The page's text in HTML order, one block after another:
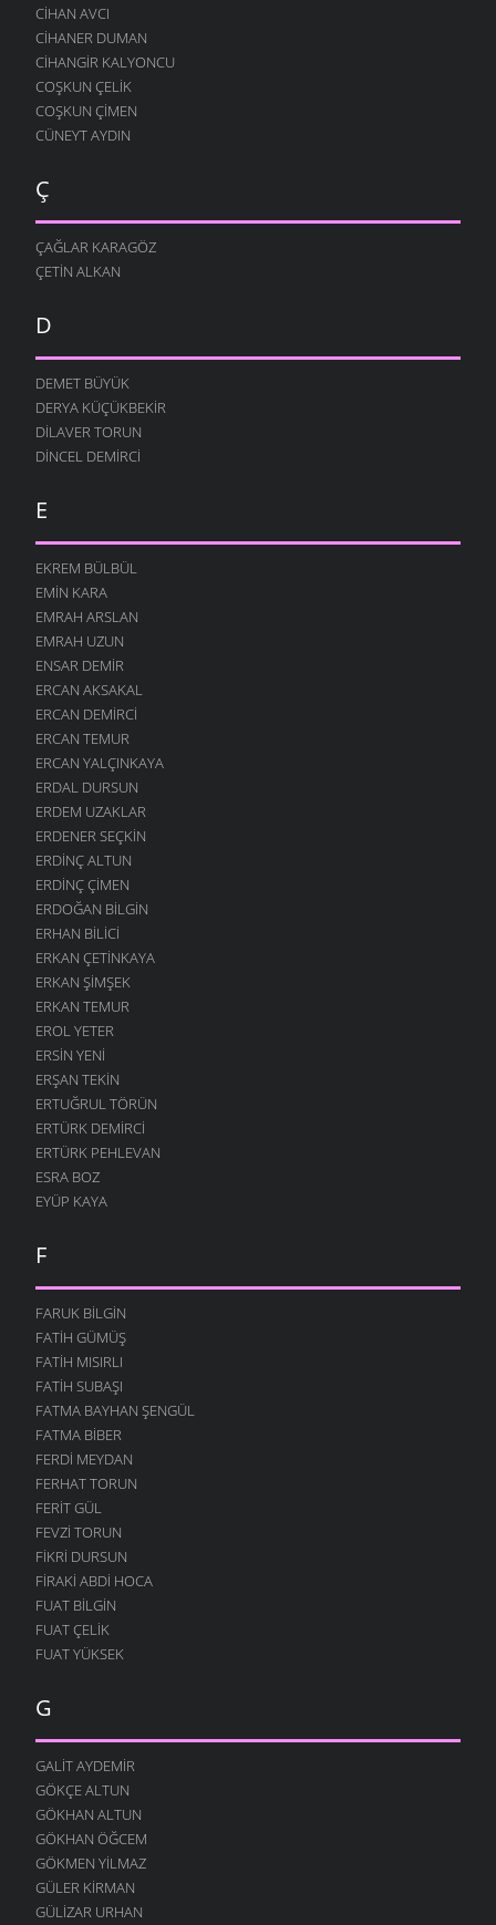
CIHAN AVCI
CIHANER DUMAN
CIHANGIR KALYONCU
COŞKUN ÇELIK
COŞKUN ÇIMEN
CÜNEYT AYDIN
Ç
ÇAĞLAR KARAGÖZ
ÇETIN ALKAN
D
DEMET BÜYÜK
DERYA KÜÇÜKBEKIR
DILAVER TORUN
DINCEL DEMIRCI
E
EKREM BÜLBÜL
EMIN KARA
EMRAH ARSLAN
EMRAH UZUN
ENSAR DEMIR
ERCAN AKSAKAL
ERCAN DEMIRCI
ERCAN TEMUR
ERCAN YALÇINKAYA
ERDAL DURSUN
ERDEM UZAKLAR
ERDENER SEÇKIN
ERDINÇ ALTUN
ERDINÇ ÇIMEN
ERDOĞAN BILGIN
ERHAN BILICI
ERKAN ÇETINKAYA
ERKAN ŞIMŞEK
ERKAN TEMUR
EROL YETER
ERSIN YENI
ERŞAN TEKIN
ERTUĞRUL TÖRÜN
ERTÜRK DEMIRCI
ERTÜRK PEHLEVAN
ESRA BOZ
EYÜP KAYA
F
FARUK BILGIN
FATIH GÜMÜŞ
FATIH MISIRLI
FATIH SUBAŞI
FATMA BAYHAN ŞENGÜL
FATMA BIBER
FERDI MEYDAN
FERHAT TORUN
FERIT GÜL
FEVZI TORUN
FIKRI DURSUN
FIRAKI ABDI HOCA
FUAT BILGIN
FUAT ÇELIK
FUAT YÜKSEK
G
GALIT AYDEMIR
GÖKÇE ALTUN
GÖKHAN ALTUN
GÖKHAN ÖĞCEM
GÖKMEN YILMAZ
GÜLER KIRMAN
GÜLIZAR URHAN